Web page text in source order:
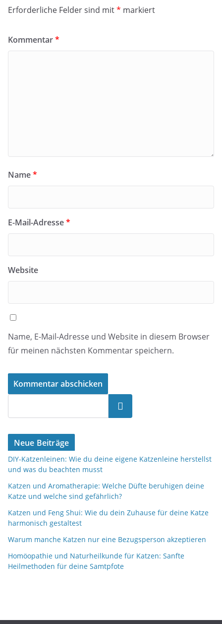
Erforderliche Felder sind mit* markiert
Kommentar*
Name*
E-Mail-Adresse*
Website
Name, E-Mail-Adresse und Website in diesem Browser
für meinen nächsten Kommentar speichern.
Suchen
Neue Beiträge
DIY-Katzenleinen: Wie du deine eigene Katzenleine herstellst
und was du beachten musst
Katzen und Aromatherapie: Welche Düfte beruhigen deine
Katze und welche sind gefährlich?
Katzen und Feng Shui: Wie du dein Zuhause für deine Katze
harmonisch gestaltest
Warum manche Katzen nur eine Bezugsperson akzeptieren
Homöopathie und Naturheilkunde für Katzen: Sanfte
Heilmethoden für deine Samtpfote